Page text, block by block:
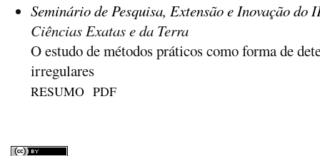
Seminário de Pesquisa, Extensão e Inovação do
Ciências Exatas e da Terra
O estudo de métodos práticos como forma de
irregulares
RESUMO PDF